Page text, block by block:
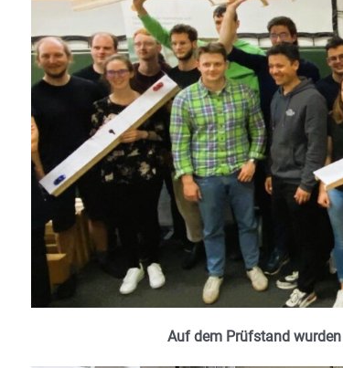
Auf dem Prüfstand